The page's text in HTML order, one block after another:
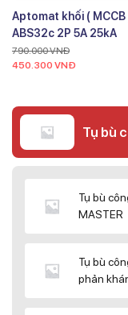
Aptomat khối ( MCCB
ABS32c 2P 5A 25kA
790.000VNĐ
450.300 VNĐ
Tụ bù
Tụ bù
MASTER
Tụ bù
phản